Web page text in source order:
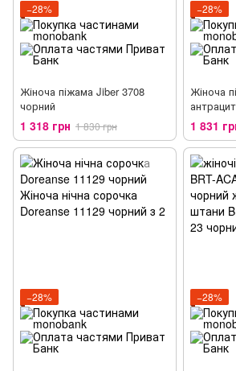
−28%
Жіноча піжама Jiber 3708
чорний
1 318 грн 1 830 грн
−28%
Жіноча
антрацит
1 831
−28% −28%